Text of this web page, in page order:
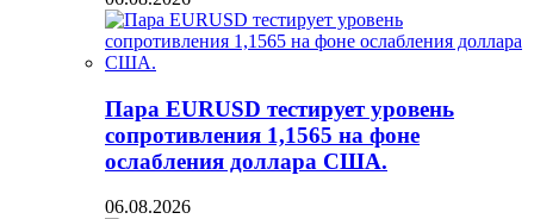
Пара EURUSD тестирует уровень
сопротивления 1,1565 на фоне
ослабления доллара США.
06.08.2026